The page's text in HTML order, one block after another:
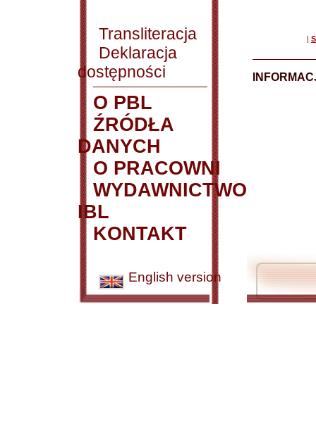
Transliteracja
Deklaracja
dostępności
O PBL
ŹRÓDŁA
DANYCH
O PRACOWNI
WYDAWNICTWO
IBL
KONTAKT
English version
|